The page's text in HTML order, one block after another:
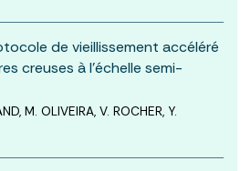
de vieillissement accéléré
creuses à l’échelle semi-
M. OLIVEIRA, V. ROCHER, Y.